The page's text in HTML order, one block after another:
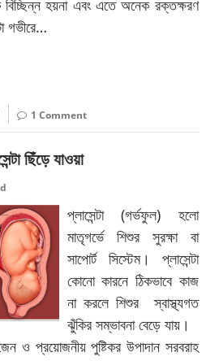
হয়না এবং এতে অনেক রক্তক্ষরণ
গভীরে…
1 Comment
ছিঁড়ে যাওয়া
প্লাসেন্টা (গর্ভফুল) হলো
মাতৃগর্ভে শিশুর সুরক্ষা বা
সাপোর্ট সিস্টেম। প্লাসেন্টা
কোনো কারনে ঠিকভাবে কাজ
না করলে শিশুর স্বাস্থ্যগত
ঝুঁকির সম্ভাবনা বেড়ে যায়।
ও প্রয়োজনীয় পুষ্টিকর উপাদান সরবরাহ